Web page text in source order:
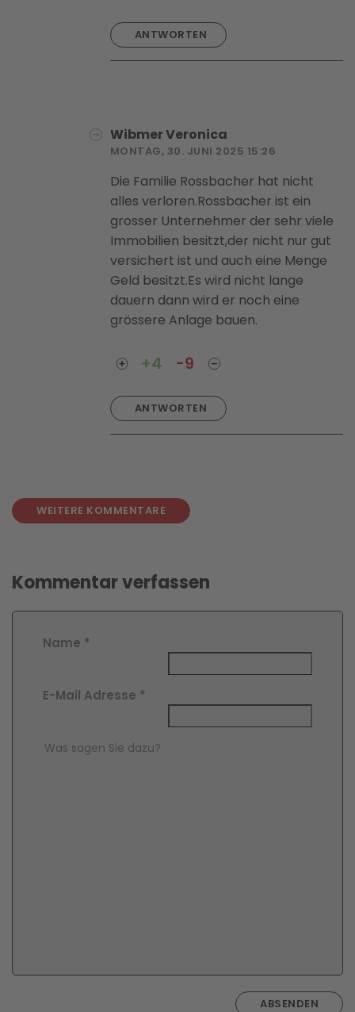
ANTWORTEN
Wibmer Veronica
MONTAG, 30. JUNI 2025 15:26
Die Familie Rossbacher hat nicht
alles verloren.Rossbacher ist ein
grosser Unternehmer der sehr viele
Immobilien besitzt,der nicht nur gut
versichert ist und auch eine Menge
Geld besitzt.Es wird nicht lange
dauern dann wird er noch eine
grössere Anlage bauen.
ANTWORTEN
+4 -9
WEITERE KOMMENTARE
Kommentar verfassen
Name *
E-Mail Adresse *
Comment Text*
ABSENDEN